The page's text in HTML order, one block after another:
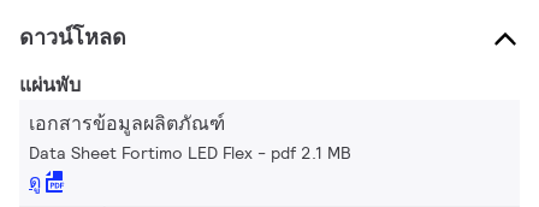
ดาวน์โหลด
แผ่นพับ
เอกสารข้อมูลผลิตภัณฑ์
Data Sheet Fortimo LED Flex pdf 2.1 MB
ดู